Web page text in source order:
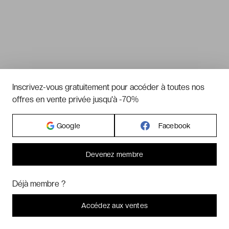
Inscrivez-vous gratuitement pour accéder à toutes nos
offres en vente privée jusqu'à -70%
Google Facebook
Devenez membre
Déjà membre ?
Accédez aux ventes
Marketing? Vous pouvez toujours modifier ou retirer votre
Je refuse C'est bon.